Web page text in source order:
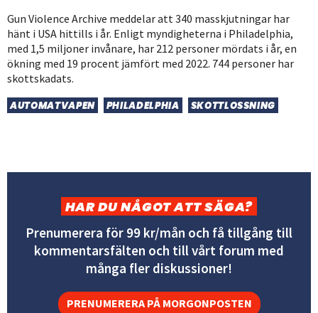
Gun Violence Archive meddelar att 340 masskjutningar har
hänt i USA hittills i år. Enligt myndigheterna i Philadelphia,
med 1,5 miljoner invånare, har 212 personer mördats i år, en
ökning med 19 procent jämfört med 2022. 744 personer har
skottskadats.
AUTOMATVAPEN PHILADELPHIA SKOTTLOSSNING
HAR DU NÅGOT ATT SÄGA?
Prenumerera för 99 kr/mån och få tillgång till
kommentarsfälten och till vårt forum med
många fler diskussioner!
PRENUMERERA PÅ MORGONPOSTEN